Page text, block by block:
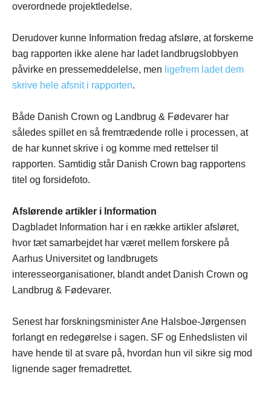
overordnede projektledelse.
Derudover kunne Information fredag afsløre, at forskerne
bag rapporten ikke alene har ladet landbrugslobbyen
påvirke en pressemeddelelse, men ligefrem ladet dem
skrive hele afsnit i rapporten.
Både Danish Crown og Landbrug & Fødevarer har
således spillet en så fremtrædende rolle i processen, at
de har kunnet skrive i og komme med rettelser til
rapporten. Samtidig står Danish Crown bag rapportens
titel og forsidefoto.
Afslørende artikler i Information
Dagbladet Information har i en række artikler afsløret,
hvor tæt samarbejdet har været mellem forskere på
Aarhus Universitet og landbrugets
interesseorganisationer, blandt andet Danish Crown og
Landbrug & Fødevarer.
Senest har forskningsminister Ane Halsboe-Jørgensen
forlangt en redegørelse i sagen. SF og Enhedslisten vil
have hende til at svare på, hvordan hun vil sikre sig mod
lignende sager fremadrettet.